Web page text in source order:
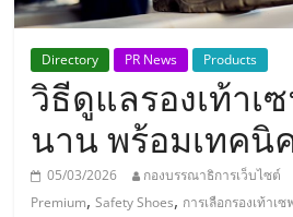
ธุรกิจ
เอ
ส
Directory PR News Products
วิธีดูแลรองเท้าเ
นาน พร้อมเทคนิ
05/03/2026 กองบรรณาธิการเว็บไซต์
Premium,Safety Shoes, การเลือกรองเท้าเซ